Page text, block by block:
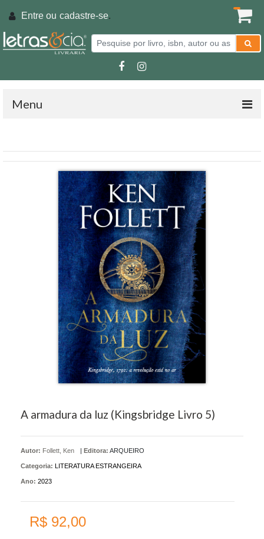
Entre ou cadastre-se.
Menu
A armadura da luz (Kingsbridge Livro 5)
Autor: Follett, Ken | Editora: ARQUEIRO
Categoria: LITERATURA ESTRANGEIRA
Ano: 2023
R$ 92,00